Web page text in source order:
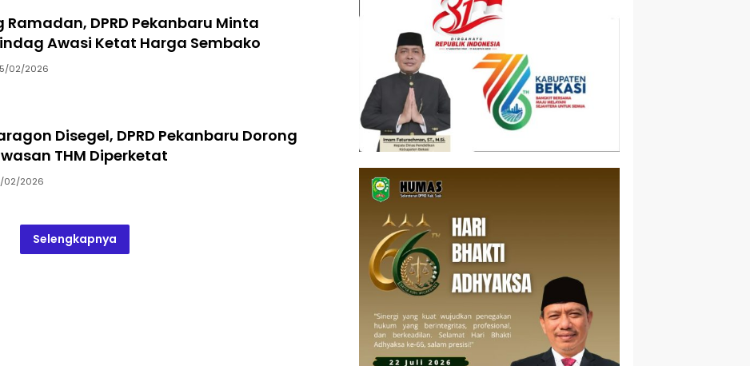
Ramadan, DPRD Pekanbaru Minta
Awasi Ketat Harga Sembako
02/2026
Disegel, DPRD Pekanbaru Dorong
THM Diperketat
02/2026
Selengkapnya